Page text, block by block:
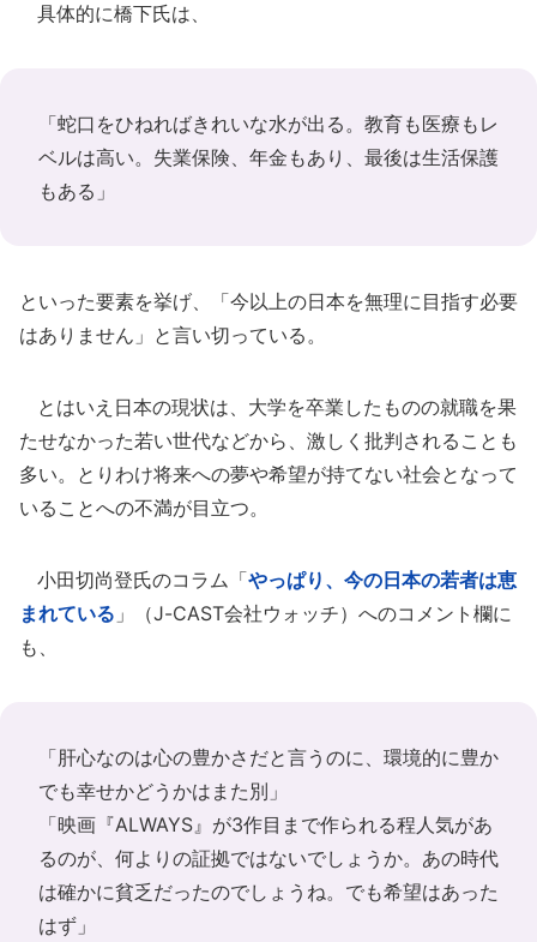
具体的に橋下氏は、
「蛇口をひねればきれいな水が出る。教育も医療もレ
ベルは高い。失業保険、年金もあり、最後は生活保護
もある」
といった要素を挙げ、「今以上の日本を無理に目指す必要
はありません」と言い切っている。
とはいえ日本の現状は、大学を卒業したものの就職を果
たせなかった若い世代などから、激しく批判されることも
多い。とりわけ将来への夢や希望が持てない社会となって
いることへの不満が目立つ。
小田切尚登氏のコラム「やっぱり、今の日本の若者は恵
まれている 」（J-CAST会社ウォッチ）へのコメント欄に
も、
「肝心なのは心の豊かさだと言うのに、環境的に豊か
でも幸せかどうかはまた別」
「映画『ALWAYS』が3作目まで作られる程人気があ
るのが、何よりの証拠ではないでしょうか。あの時代
は確かに貧乏だったのでしょうね。でも希望はあった
はず」